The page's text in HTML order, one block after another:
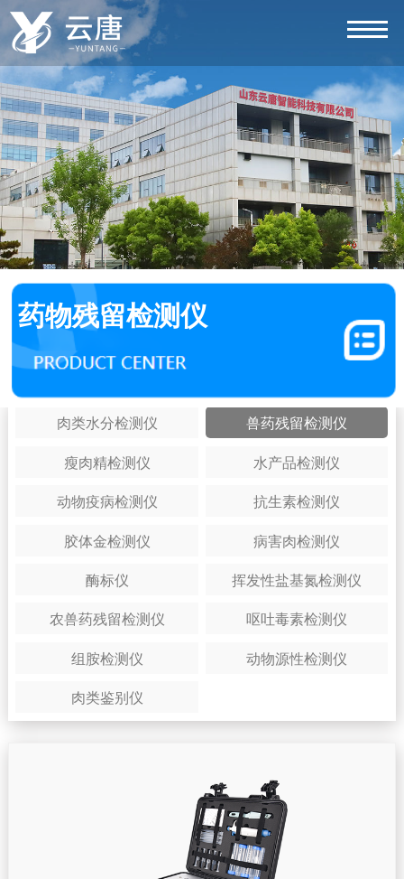
药物残留检测仪
肉类水分检测仪
兽药残留检测仪
瘦肉精检测仪
水产品检测仪
动物疫病检测仪
抗生素检测仪
胶体金检测仪
病害肉检测仪
酶标仪
挥发性盐基氮检测仪
农兽药残留检测仪
呕吐毒素检测仪
组胺检测仪
动物源性检测仪
肉类鉴别仪